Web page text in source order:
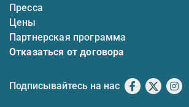
Пресса
Цены
Партнерская программа
Отказаться от договора
Подписывайтесь на нас Facebook
X